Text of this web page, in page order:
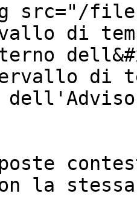
src="/files/
di
di
la